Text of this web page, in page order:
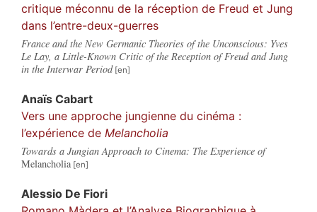
critique méconnu de la réception de Freud et Jung
dans l’entre-deux-guerres
France and the New Germanic Theories of the Unconscious: Yves
Le Lay, a Little-Known Critic of the Reception of Freud and Jung
in the Interwar Period
Anaïs Cabart
Vers une approche jungienne du cinéma :
l’expérience de Melancholia
Towards a Jungian Approach to Cinema: The Experience of
Melancholia
Alessio De Fiori